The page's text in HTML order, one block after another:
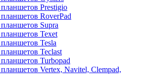
Prestigio
RoverPad
Supra
Texet
Tesla
Teclast
Turbopad
Vertex, Navitel, Clempad,